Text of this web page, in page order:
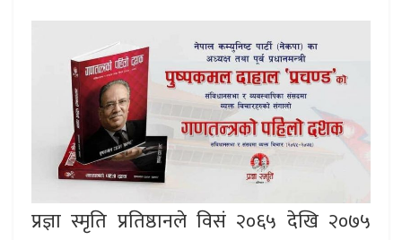
प्रज्ञा स्मृति प्रतिष्ठानले विसं २०६५ देखि २०७५